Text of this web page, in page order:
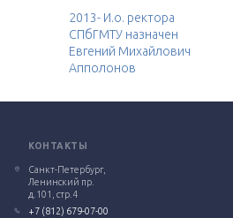
2013- И.о. ректора
СПбГМТУ назначен
Евгений Михайлович
Апполонов
КОНТАКТЫ
Санкт-Петербург,
Ленинский пр.
д.101, стр.4
+7 (812) 679-07-00